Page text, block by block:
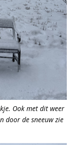
Ook met dit weer
door de sneeuw zie